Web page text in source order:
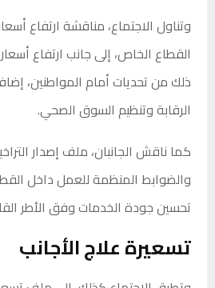
وتناول الاجتماع، مناقشة ارتفاع
القطاع الخاص، إلى جانب ارتفاع
ذلك من تحديات أمام المواطنين،
الرقابة وتنظيم السوق الصحي.
كما ناقش الجانبان، ملف إصدار
والضوابط المنظمة للعمل داخل
تحسين جودة الخدمات وفق الأطر
تسعيرة علاج الأجانب